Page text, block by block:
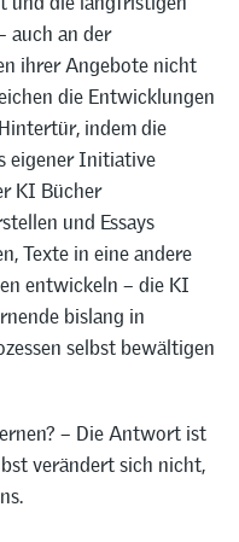
auch an der
ihrer Angebote nicht
die Entwicklungen
indem die
eigener Initiative
KI Bücher
und Essays
Texte in eine andere
entwickeln – die KI
bislang in
selbst bewältigen
– Die Antwort ist
verändert sich nicht,